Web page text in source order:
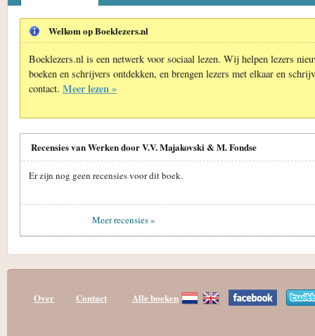
Welkom op Boeklezers.nl
Boeklezers.nl is een netwerk voor sociaal lezen. Wij helpen lezers
boeken en schrijvers ontdekken, en brengen lezers met elkaar en
contact. Meer lezen »
Recensies van Werken door V.V. Majakovski & M. Fondse
Er zijn nog geen recensies voor dit boek.
Meer recensies »
Over Contact Alle boeken